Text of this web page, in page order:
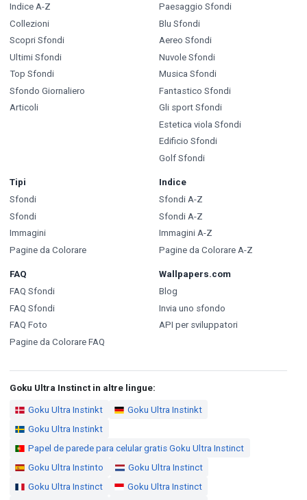
Indice A-Z
Collezioni
Scopri Sfondi
Ultimi Sfondi
Top Sfondi
Sfondo Giornaliero
Articoli
Paesaggio Sfondi
Blu Sfondi
Aereo Sfondi
Nuvole Sfondi
Musica Sfondi
Fantastico Sfondi
Gli sport Sfondi
Estetica viola Sfondi
Edificio Sfondi
Golf Sfondi
Tipi
Sfondi
Sfondi
Immagini
Pagine da Colorare
Indice
Sfondi A-Z
Sfondi A-Z
Immagini A-Z
Pagine da Colorare A-Z
FAQ
FAQ Sfondi
FAQ Sfondi
FAQ Foto
Pagine da Colorare FAQ
Wallpapers.com
Blog
Invia uno sfondo
API per sviluppatori
Goku Ultra Instinct in altre lingue:
Goku Ultra Instinkt
Goku Ultra Instinkt
Goku Ultra Instinkt
Papel de parede para celular gratis Goku Ultra Instinct
Goku Ultra Instinto
Goku Ultra Instinct
Goku Ultra Instinct
Goku Ultra Instinct